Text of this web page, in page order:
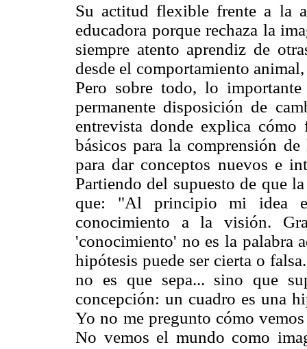
Su actitud flexible frente a la
educadora porque rechaza la
siempre atento aprendiz de
desde el comportamiento
Pero sobre todo, lo
permanente disposición de
entrevista donde explica cómo
básicos para la comprensión
para dar conceptos nuevos e
Partiendo del supuesto de que
que: "Al principio mi idea
conocimiento a la visión.
'conocimiento' no es la palabra
hipótesis puede ser cierta o
no es que sepa... sino que
concepción: un cuadro es una
Yo no me pregunto cómo
No vemos el mundo como